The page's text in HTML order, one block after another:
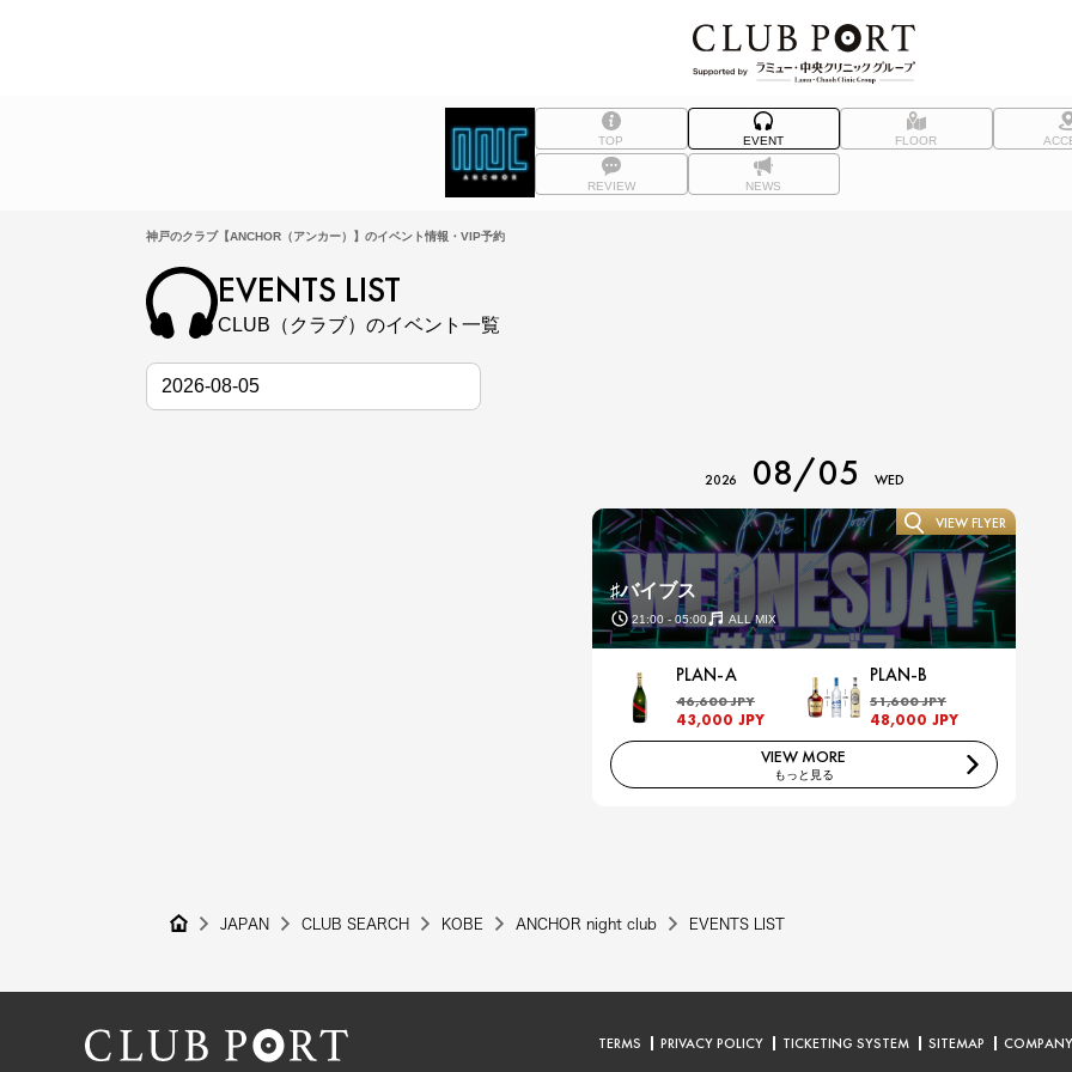
TOP EVENT FLOOR
REVIEW NEWS
神戸のクラブ【ANCHOR（アンカー）】のイベント情報・VIP予約
EVENTS LIST
CLUB（クラブ）のイベント一覧
2026 08/05 WED
♯バイブス
21:00 - 05:00 ALL MIX
VIEW FLYER
PLAN-A
46,600 JPY
43,000 JPY
PLAN-B
51,600 JPY
48,000 JPY
VIEW MORE
もっと見る
JAPAN CLUB SEARCH KOBE ANCHOR night club EVENTS LIST
TERMS PRIVACY POLICY TICKETING SYSTEM SITEMAP COMPANY